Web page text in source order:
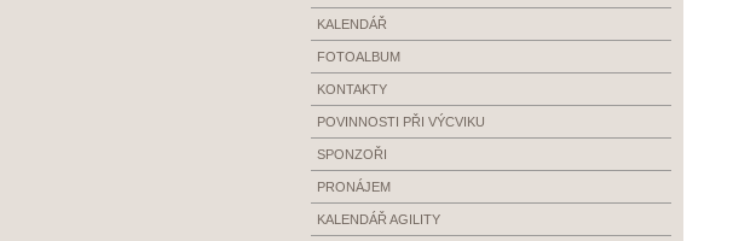
KALENDÁŘ
FOTOALBUM
KONTAKTY
POVINNOSTI PŘI VÝCVIKU
SPONZOŘI
PRONÁJEM
KALENDÁŘ AGILITY